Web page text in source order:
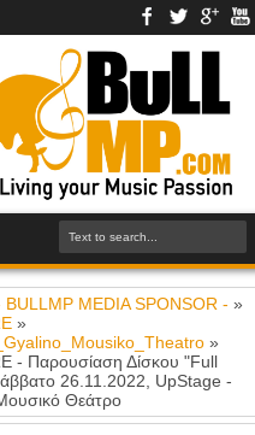
BULLMP MEDIA SPONSOR - »
»
»
- Παρουσίαση Δίσκου "Full
26.11.2022, UpStage -
Θεάτρο